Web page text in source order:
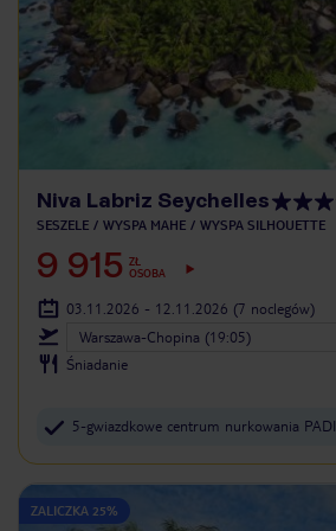
Niva Labriz Seychelles
SESZELE WYSPA MAHE WYSPA SILHOUETTE
9 915 ZŁ
OSOBA
03.11.2026 - 12.11.2026 (7 noclegów)
Warszawa-Chopina (19:05)
Śniadanie
5-gwiazdkowe centrum nurkowania PADI
ZALICZKA 25%